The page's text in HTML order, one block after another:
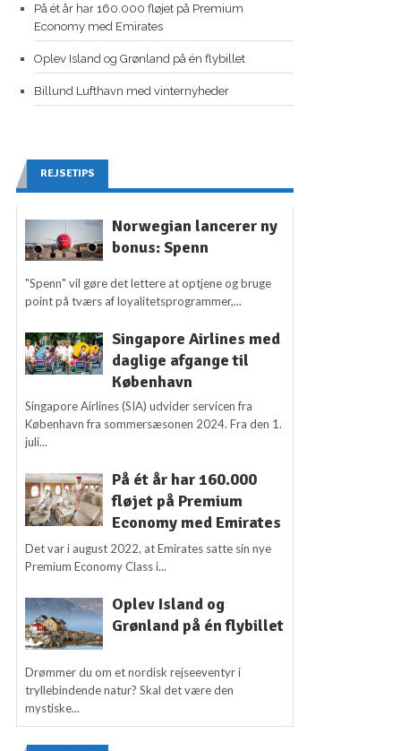
På ét år har 160.000 fløjet på Premium
Economy med Emirates
Oplev Island og Grønland på én flybillet
Billund Lufthavn med vinternyheder
REJSETIPS
Norwegian lancerer ny
bonus: Spenn
"Spenn" vil gøre det lettere at optjene og bruge
point på tværs af loyalitetsprogrammer,...
Singapore Airlines med
daglige afgange til
København
Singapore Airlines (SIA) udvider servicen fra
København fra sommersæsonen 2024. Fra den 1.
juli...
På ét år har 160.000
fløjet på Premium
Economy med Emirates
Det var i august 2022, at Emirates satte sin nye
Premium Economy Class i...
Oplev Island og
Grønland på én flybillet
Drømmer du om et nordisk rejseeventyr i
tryllebindende natur? Skal det være den
mystiske...